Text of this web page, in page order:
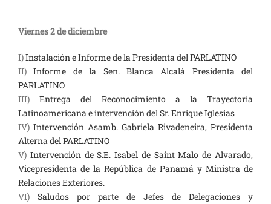
Viernes 2 de diciembre
I)Instalación e Informe de la Presidenta del PARLATINO
II)Informe de la Sen. Blanca Alcalá Presidenta del
PARLATINO
III) Entrega del Reconocimiento a la Trayectoria
Latinoamericana e intervención del Sr. Enrique Iglesias
IV) Intervención Asamb. Gabriela Rivadeneira, Presidenta
Alterna del PARLATINO
V) Intervención de S.E. Isabel de Saint Malo de Alvarado,
Vicepresidenta de la República de Panamá y Ministra de
Relaciones Exteriores.
VI) Saludos por parte de Jefes de Delegaciones y